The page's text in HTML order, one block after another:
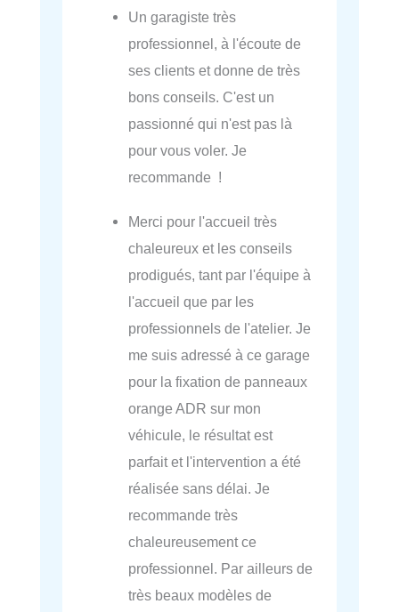
Un garagiste très
professionnel, à l'écoute de
ses clients et donne de très
bons conseils. C'est un
passionné qui n'est pas là
pour vous voler. Je
recommande !
Merci pour l'accueil très
chaleureux et les conseils
prodigués, tant par l'équipe à
l'accueil que par les
professionnels de l'atelier. Je
me suis adressé à ce garage
pour la fixation de panneaux
orange ADR sur mon
véhicule, le résultat est
parfait et l'intervention a été
réalisée sans délai. Je
recommande très
chaleureusement ce
professionnel. Par ailleurs de
très beaux modèles de